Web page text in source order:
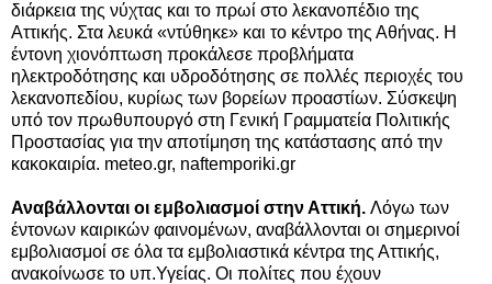
διάρκεια της νύχτας και το πρωί στο λεκανοπέδιο της
Αττικής. Στα λευκά «ντύθηκε» και το κέντρο της Αθήνας. Η
έντονη χιονόπτωση προκάλεσε προβλήματα
ηλεκτροδότησης και υδροδότησης σε πολλές περιοχές του
λεκανοπεδίου, κυρίως των βορείων προαστίων. Σύσκεψη
υπό τον πρωθυπουργό στη Γενική Γραμματεία Πολιτικής
Προστασίας για την αποτίμηση της κατάστασης από την
κακοκαιρία. meteo.gr, naftemporiki.gr
Αναβάλλονται οι εμβολιασμοί στην Αττική. Λόγω των
έντονων καιρικών φαινομένων, αναβάλλονται οι σημερινοί
εμβολιασμοί σε όλα τα εμβολιαστικά κέντρα της Αττικής,
ανακοίνωσε το υπ.Υγείας. Οι πολίτες που έχουν